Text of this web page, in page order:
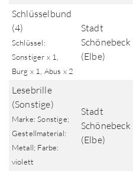
Schlüsselbund
(4)
Schlüssel:
Sonstiger x 1,
Burg x 1, Abus x 2
Stadt
Schönebeck
(Elbe)
Lesebrille
(Sonstige)
Marke: Sonstige;
Gestellmaterial:
Metall; Farbe:
violett
Stadt
Schönebeck
(Elbe)